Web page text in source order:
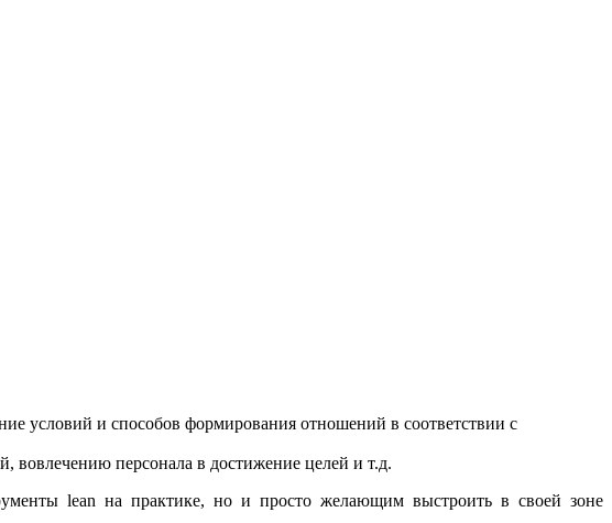
условий и способов формирования отношений в соответствии с
вовлечению персонала в достижение целей и т.д.
lean на практике, но и просто желающим выстроить в своей зоне